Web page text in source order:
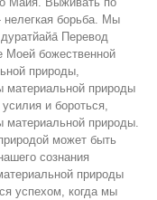
нелегкая борьба. Мы
Перевод
Моей божественной
природы,
материальной природы
и бороться,
материальной природы.
может быть
сознания
природы
успехом, когда мы